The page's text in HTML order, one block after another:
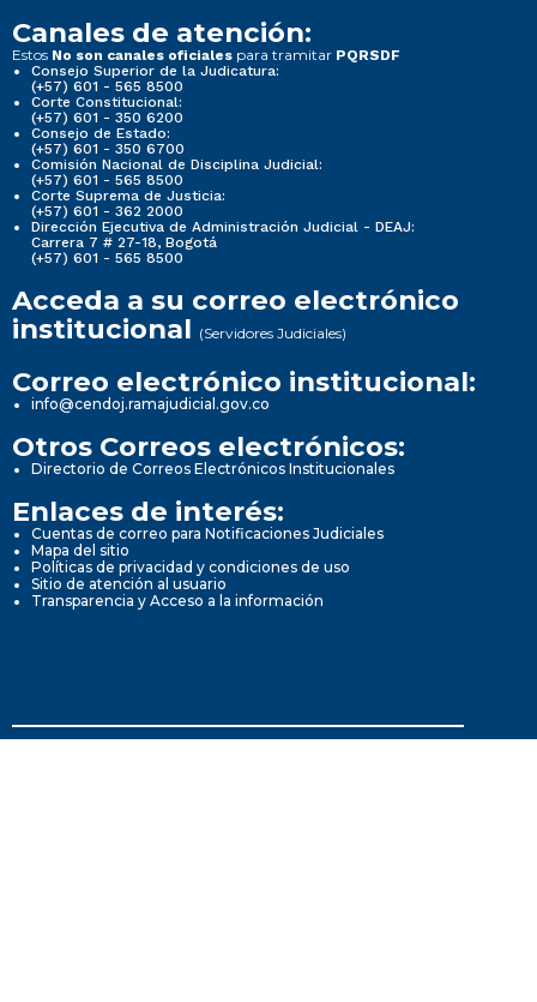
Canales de atención:
Estos No son canales oficiales para tramitar PQRSDF
Consejo Superior de la Judicatura:
(+57) 601 - 565 8500
Corte Constitucional:
(+57) 601 - 350 6200
Consejo de Estado:
(+57) 601 - 350 6700
Comisión Nacional de Disciplina Judicial:
(+57) 601 - 565 8500
Corte Suprema de Justicia:
(+57) 601 - 362 2000
Dirección Ejecutiva de Administración Judicial - DEAJ:
Carrera 7 # 27-18, Bogotá
(+57) 601 - 565 8500
Acceda a su correo electrónico
institucional (Servidores Judiciales)
Correo electrónico institucional:
info@cendoj.ramajudicial.gov.co
Otros Correos electrónicos:
Directorio de Correos Electrónicos Institucionales
Enlaces de interés:
Cuentas de correo para Notificaciones Judiciales
Mapa del sitio
Políticas de privacidad y condiciones de uso
Sitio de atención al usuario
Transparencia y Acceso a la información